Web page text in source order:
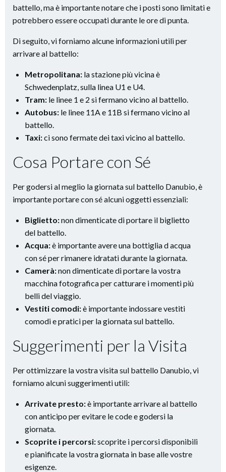
battello, ma è importante notare che i posti sono limitati e
potrebbero essere occupati durante le ore di punta.
Di seguito, vi forniamo alcune informazioni utili per
arrivare al battello:
Metropolitana: la stazione più vicina è
Schwedenplatz, sulla linea U1 e U4.
Tram: le linee 1 e 2 si fermano vicino al battello.
Autobus: le linee 11A e 11B si fermano vicino al
battello.
Taxi:ci sono fermate dei taxi vicino al battello.
Cosa Portare con Sé
Per godersi al meglio la giornata sul battello Danubio, è
importante portare con sé alcuni oggetti essenziali:
Biglietto:non dimenticate di portare il biglietto
del battello.
Acqua:è importante avere una bottiglia d acqua
con sé per rimanere idratati durante la giornata.
Camerà:non dimenticate di portare la vostra
macchina fotografica per catturare i momenti più
belli del viaggio.
Vestiti comodi:è importante indossare vestiti
comodi e pratici per la giornata sul battello.
Suggerimenti per la Visita
Per ottimizzare la vostra visita sul battello Danubio, vi
forniamo alcuni suggerimenti utili:
Arrivate presto:è importante arrivare al battello
con anticipo per evitare le code e godersi la
giornata.
Scoprite i percorsi:scoprite i percorsi disponibili
e pianificate la vostra giornata in base alle vostre
esigenze.